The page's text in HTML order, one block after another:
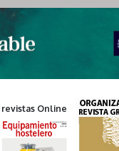
Online